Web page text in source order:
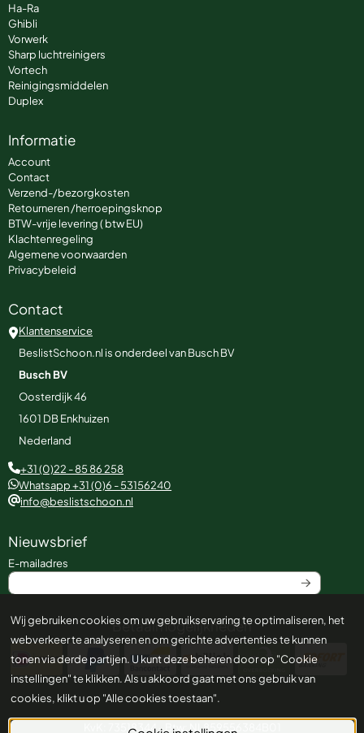
Ha-Ra
Ghibli
Vorwerk
Sharp luchtreinigers
Vortech
Reinigingsmiddelen
Duplex
Informatie
Account
Contact
Verzend-/bezorgkosten
Retourneren /herroepingsknop
BTW-vrije levering ( btw EU)
Klachtenregeling
Algemene voorwaarden
Privacybeleid
Contact
Klantenservice
BeslistSchoon.nl is onderdeel van Busch BV
Busch BV
Oosterdijk 46
1601 DBEnkhuizen
Nederland
+31 (0)22 - 85 86 258
Whatsapp +31 (0)6 - 53156240
info@beslistschoon.nl
Nieuwsbrief
E-mailadres
Betaalmogelijkheden
KvK: 73518344 - Btw: NL859556384B01
Wij gebruiken cookies om uw gebruikservaring te optimaliseren, het
webverkeer te analyseren en om gerichte advertenties te kunnen
tonen via derde partijen. U kunt deze beheren door op "Cookie
instellingen" te klikken. Als u akkoord gaat met ons gebruik van
cookies, klikt u op "Alle cookies toestaan".